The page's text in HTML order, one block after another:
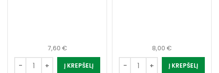
7,60 €
Į KREPŠELĮ
8,00 €
Į KREPŠELĮ